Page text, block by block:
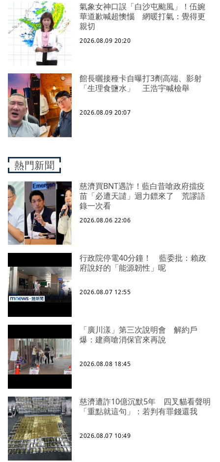
氣象女神口誤「白沙屯颱風」！伍婉
華道歉喊超懊惱 網暖打氣：覺得更
親切
2026.08.09 20:20
館長曬接種卡自曝打3劑高端、影射
「生理食鹽水」 王浩宇喊檢舉
2026.08.09 20:07
熱門新聞
慈濟買BNT遇詐！藍白昔嗆政府擋疫
苗「必遭天譴」迴力鏢來了 荒謬語
錄一次看
2026.08.06 22:06
行政院停電40分鐘！ 藍委批：賴政
府說好的「能源韌性」呢
2026.08.07 12:55
「廣川漾」第三次說明會 解約戶
爆：建商嗆消保官來再說
2026.08.08 18:45
慈濟遭詐10億沉默5年 四叉貓看聲明
「重點就這句」：若判有罪錢還我
2026.08.07 10:49